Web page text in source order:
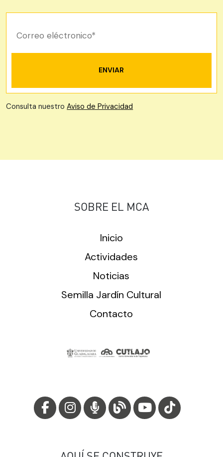
Consulta nuestroAviso de Privacidad
SOBRE EL MCA
Inicio
Actividades
Noticias
Semilla Jardín Cultural
Contacto